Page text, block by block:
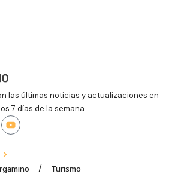
las últimas noticias y actualizaciones en
7 días de la semana.
Turismo